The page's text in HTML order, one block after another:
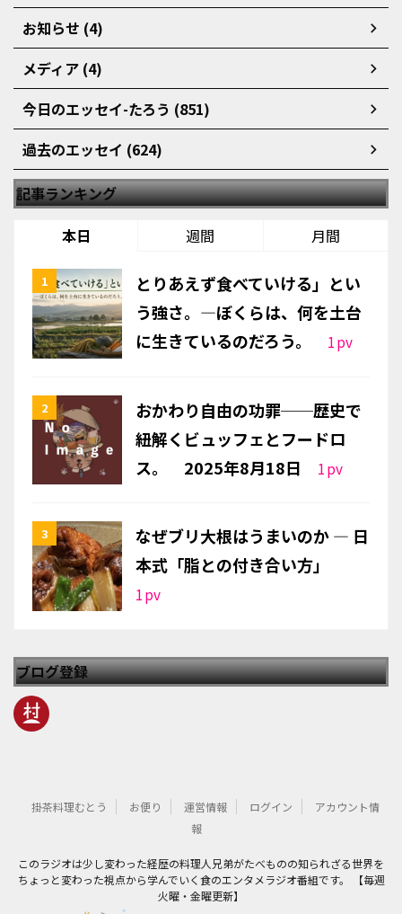
お知らせ (4)
メディア (4)
今日のエッセイ-たろう (851)
過去のエッセイ (624)
記事ランキング
本日
週間 月間
とりあえず食べていける」とい
う強さ。—ぼくらは、何を土台
に生きているのだろう。
1pv
おかわり自由の功罪──歴史で
紐解くビュッフェとフードロ
ス。 2025年8月18日
1pv
なぜブリ大根はうまいのか — 日
本式「脂との付き合い方」
1pv
ブログ登録
掛茶料理むとう お便り 運営情報 ログイン
アカウント情
報
このラジオは少し変わった経歴の料理人兄弟がたべものの知られざる世界を
ちょっと変わった視点から学んでいく食のエンタメラジオ番組です。 【毎週
火曜・金曜更新】